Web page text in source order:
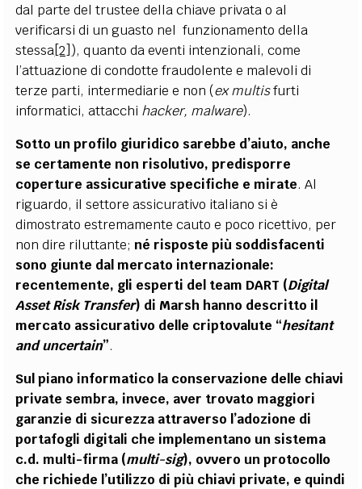
dal parte del trustee della chiave privata o al
verificarsi di un guasto nel funzionamento della
stessa[2]), quanto da eventi intenzionali, come
l’attuazione di condotte fraudolente e malevoli di
terze parti, intermediarie e non (ex multisfurti
informatici, attacchi hacker, malware).
Sotto un profilo giuridico sarebbe d’aiuto, anche
se certamente non risolutivo, predisporre
coperture assicurative specifiche e mirate. Al
riguardo, il settore assicurativo italiano si è
dimostrato estremamente cauto e poco ricettivo, per
non dire riluttante; né risposte più soddisfacenti
sono giunte dal mercato internazionale:
recentemente, gli esperti del team DART (Digital
Asset Risk Transfer) di Marsh hanno descritto il
mercato assicurativo delle criptovalute “hesitant
and uncertain”.
Sul piano informatico la conservazione delle chiavi
private sembra, invece, aver trovato maggiori
garanzie di sicurezza attraverso l’adozione di
portafogli digitali che implementano un sistema
c.d. multi-firma (multi-sig), ovvero un protocollo
che richiede l’utilizzo di più chiavi private, e quindi